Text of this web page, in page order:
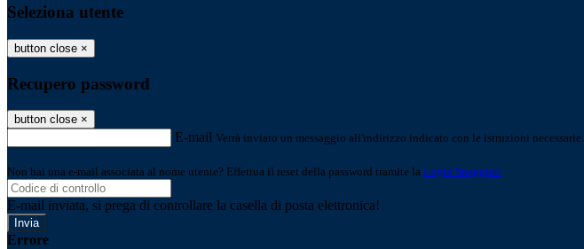
Seleziona utente
button close ×
Recupero password
button close ×
E-mail Verrà inviato un messaggio all'indirizzo indicato con le istruzioni necessarie.
Non hai una e-mail associata al nome utente? Effettua il reset della password tramite la Login Spaggiari
E-mail inviata, si prega di controllare la casella di posta elettronica!
Errore